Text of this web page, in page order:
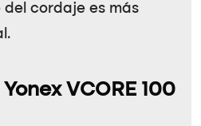
cordaje es más
VCORE 100